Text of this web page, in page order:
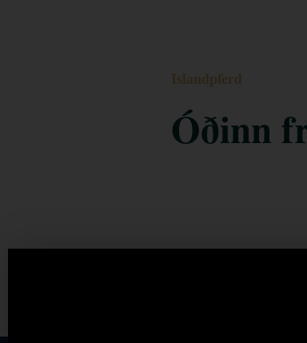
Islandpferd
Óðinn